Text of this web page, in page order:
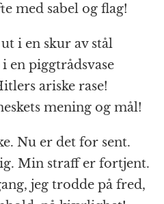
med sabel og flag!
i en skur av stål
en piggtrådsvase
ariske rase!
mening og mål!
Nu er det for sent.
Min straff er fortjent.
jeg trodde på fred,